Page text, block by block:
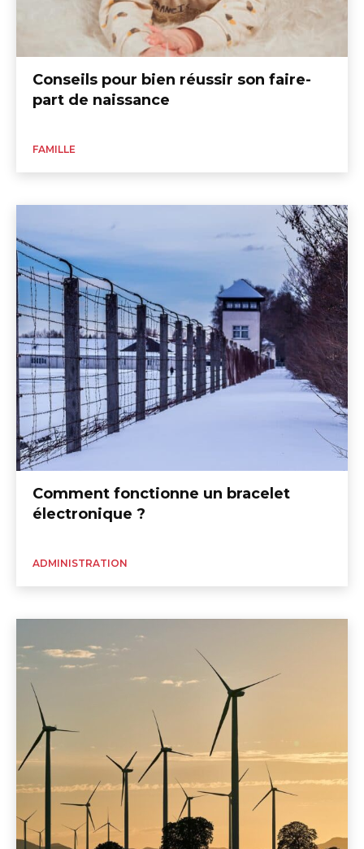
Conseils pour bien réussir son faire-
part de naissance
FAMILLE
Comment fonctionne un bracelet
électronique ?
ADMINISTRATION